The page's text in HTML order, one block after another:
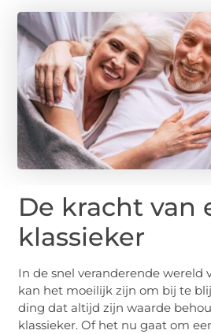
De kracht van
klassieker
In de snel veranderende wereld
kan het moeilijk zijn om bij te
ding dat altijd zijn waarde
klassieker. Of het nu gaat om